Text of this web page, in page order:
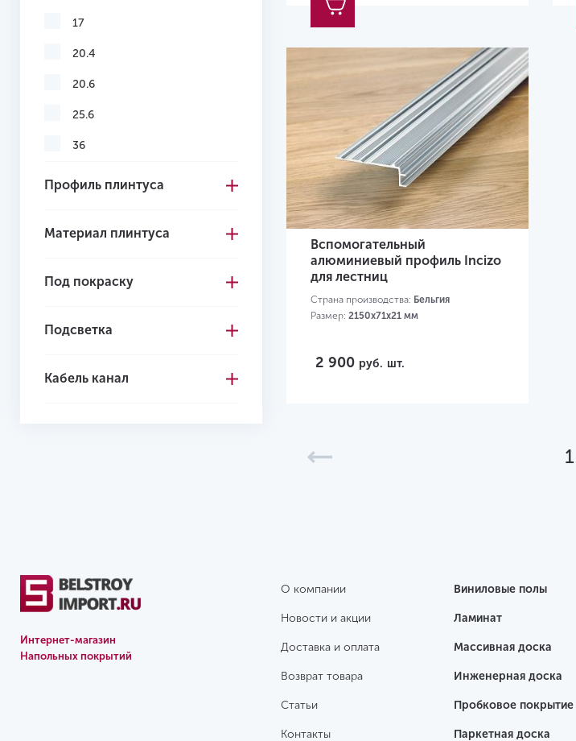
Желтый
17
20.4
20.6
25.6
36
55
70
108
115
Профиль плинтуса
Материал плинтуса
Под покраску
Подсветка
Кабель канал
Вспомогательный
алюминиевый профиль Incizo
для лестниц
Страна производства: Бельгия
Размер: 2150х71х21 мм
2 900 руб. шт.
1
Интернет-магазин
Напольных покрытий
О компании
Новости и акции
Доставка и оплата
Возврат товара
Статьи
Контакты
Виниловые полы
Ламинат
Массивная доска
Инженерная доска
Пробковое покрытие
Паркетная доска